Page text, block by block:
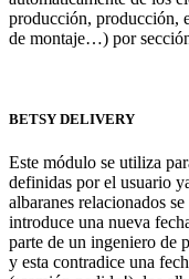
producción, producción,
de montaje…) por
BETSY DELIVERY
Este módulo se utiliza
definidas por el usuario
albaranes relacionados
introduce una nueva
parte de un ingeniero de
y esta contradice una